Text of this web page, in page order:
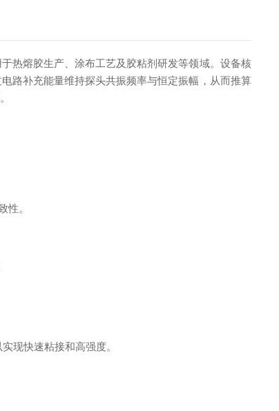
热熔胶生产、涂布工艺及胶粘剂研发等领域。设备核
路补充能量维持探头共振频率与恒定振幅，从而推算
性。
现快速粘接和高强度。